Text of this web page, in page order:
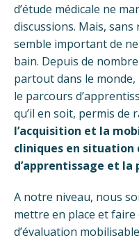
d’étude médicale ne
discussions. Mais,
semble important de ne
bain. Depuis de
partout dans le monde,
le parcours
qu’il en soit, permis de
l’acquisition et la
cliniques en
d’apprentissage et la
A notre niveau, nous
mettre en place et
d’évaluation